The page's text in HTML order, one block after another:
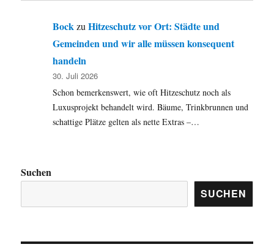
Bock zuHitzeschutz vor Ort: Städte und
Gemeinden und wir alle müssen konsequent
handeln
30. Juli 2026
Schon bemerkenswert, wie oft Hitzeschutz noch als
Luxusprojekt behandelt wird. Bäume, Trinkbrunnen und
schattige Plätze gelten als nette Extras –…
Suchen
SUCHEN